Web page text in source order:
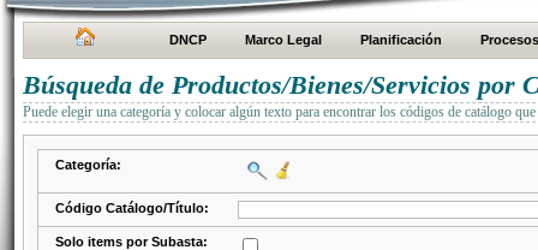
DNCP Marco Legal Planificación Procesos
Búsqueda de Productos/Bienes/Servicios por
Puede elegir una categoría y colocar algún texto para encontrar los códigos de catálogo
Categoría:
Código Catálogo/Título:
Solo items por Subasta: